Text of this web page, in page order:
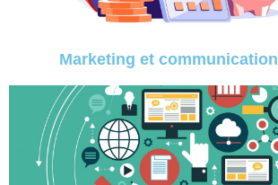
Marketing et communication